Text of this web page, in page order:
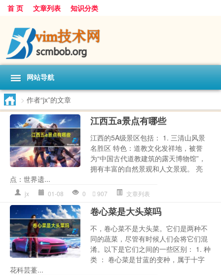
首 页 文章列表 知识分类
网站导航
> 作者“jx”的文章
江西五a景点有哪些
江西的5A级景区包括： 1. 三清山风景
名胜区 特色：道教文化发祥地，被誉
为“中国古代道教建筑的露天博物馆”，
拥有丰富的自然景观和人文景观。 亮
点：世界遗...
jx 01-08 0 907 文章列表
卷心菜是大头菜吗
不，卷心菜不是大头菜。它们是两种不
同的蔬菜，尽管有时候人们会将它们混
淆。以下是它们之间的一些区别： 1. 种
类 ： 卷心菜是甘蓝的变种，属于十字
花科芸薹...